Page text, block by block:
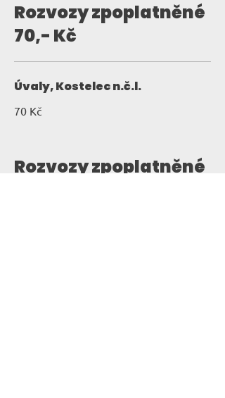
Rozvozy zpoplatněné
70,- Kč
Úvaly, Kostelec n.č.l.
70 Kč
Rozvozy zpoplatněné